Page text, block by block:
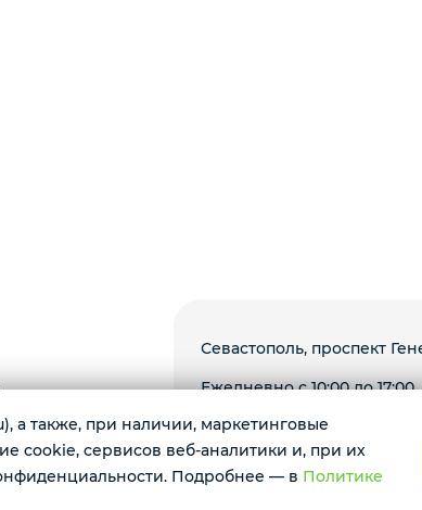
Севастополь, проспект
Ежедневно с 10:00 до 17:00
а также, при наличии, маркетинговые
cookie, сервисов веб-аналитики и, при их
Подробнее — в Политике